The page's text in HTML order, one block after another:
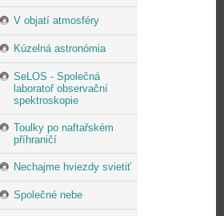
V objatí atmosféry
Kúzelná astronómia
SeLOS - Společná
laboratoř observační
spektroskopie
Toulky po naftařském
příhraničí
Nechajme hviezdy svietiť
Společné nebe